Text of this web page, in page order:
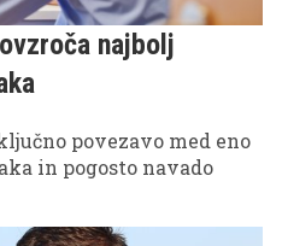
najbolj
povezavo med eno
in pogosto navado